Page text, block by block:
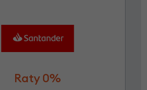
Raty 0%